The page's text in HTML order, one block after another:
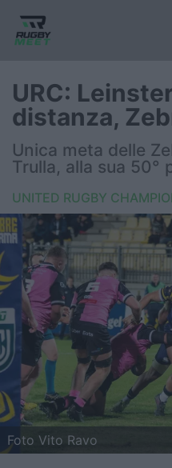
Nazionali giovanili
Rugby Sevens
FIR
Internazionale
6 Nazioni
United Rugby
Top14
Premiership
Champions Cup
URC:
distanza,
Unica meta delle
Trulla, alla sua 50°
UNITED RUGBY
Foto Vito Ravo